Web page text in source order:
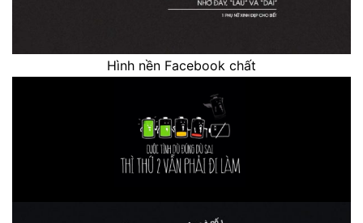
Hình nền Facebook chất